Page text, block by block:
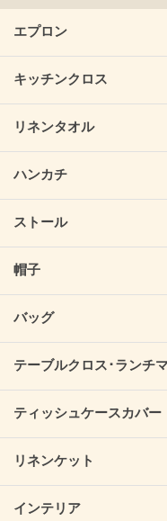
エプロン
キッチンクロス
リネンタオル
ハンカチ
ストール
帽子
バッグ
テーブルクロス･ランチ
ティッシュケースカバー
リネンケット
インテリア